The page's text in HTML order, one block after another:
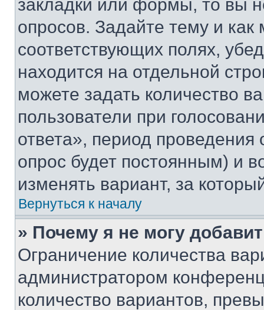
закладки или формы, то вы
опросов. Задайте тему и
соответствующих полях,
находится на отдельной
можете задать количество
пользователи при
ответа», период проведения
опрос будет постоянным) и
изменять вариант, за
Вернуться к началу
» Почему я не могу
Ограничение количества
администратором
количество вариантов,